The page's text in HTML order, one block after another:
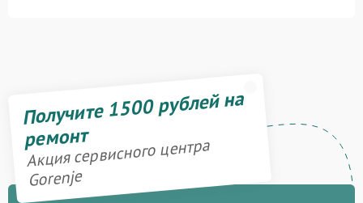
Получите 1500 рублей на
ремонт
Акция сервисного центра
Gorenje